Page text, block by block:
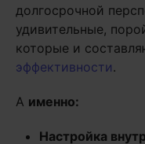
долгосрочной
удивительные,
которые и
эффективности.
А именно:
Настройка